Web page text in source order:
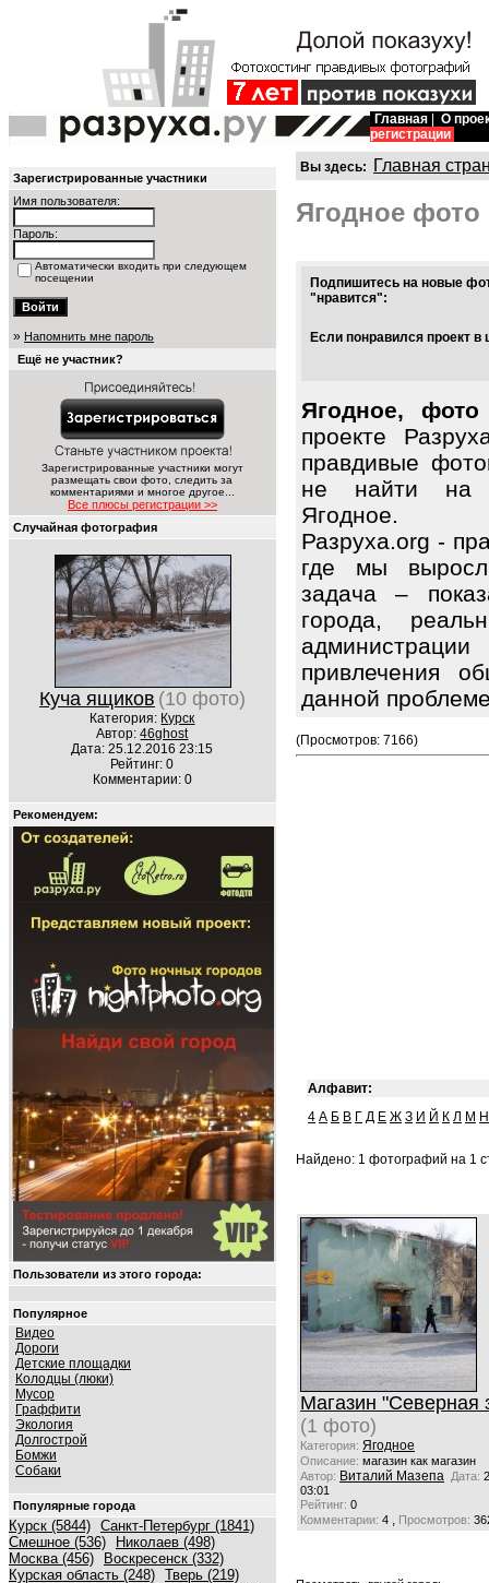
Главная
О
регистрации
Зарегистрированные участники
Имя пользователя:
Пароль:
Автоматически входить при следующем
посещении
» Напомнить мне пароль
Ещё не участник?
Зарегистрированные участники могут
размещать свои фото, следить за
комментариями и многое другое...
Все плюсы регистрации >>
Случайная фотография
Куча ящиков (10 фото)
Категория: Курск
Автор:46ghost
Дата: 25.12.2016 23:15
Рейтинг: 0
Комментарии: 0
Рекомендуем:
Пользователи из этого города:
Популярное
Видео
Дороги
Детские площадки
Колодцы (люки)
Мусор
Граффити
Экология
Долгострой
Бомжи
Собаки
Популярные города
Курск (5844) Санкт-Петербург (1841)
Смешное (536)
Николаев (498)
Москва (456)
Воскресенск (332)
Курская область (248) Тверь (219)
Вы здесь: Главная
Ягодное фото
Подпишитесь на новые
"нравится":
Если понравился проект
Ягодное,
проекте
правдивые
не найти на
Ягодное.
Разруха.org -
где мы
задача –
города,
привлечения
данной
(Просмотров: 7166)
Алфавит:
4 А Б В Г Д Е Ж З И Й К Л М Н
Найдено: 1 фотографий на 1
Магазин "Северная
(1 фото)
Категория: Ягодное
Описание: магазин как магазин
Автор: Виталий Мазепа Дата:
03:01
Рейтинг: 0
Комментарии: 4 , Просмотров: